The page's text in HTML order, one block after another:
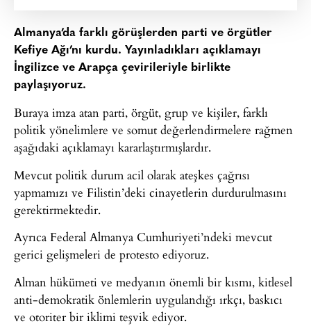
Almanya’da farklı görüşlerden parti ve örgütler
Kefiye Ağı’nı kurdu. Yayınladıkları açıklamayı
İngilizce ve Arapça çevirileriyle birlikte
paylaşıyoruz.
Buraya imza atan parti, örgüt, grup ve kişiler, farklı
politik yönelimlere ve somut değerlendirmelere rağmen
aşağıdaki açıklamayı kararlaştırmışlardır.
Mevcut politik durum acil olarak ateşkes çağrısı
yapmamızı ve Filistin’deki cinayetlerin durdurulmasını
gerektirmektedir.
Ayrıca Federal Almanya Cumhuriyeti’ndeki mevcut
gerici gelişmeleri de protesto ediyoruz.
Alman hükümeti ve medyanın önemli bir kısmı, kitlesel
anti-demokratik önlemlerin uygulandığı ırkçı, baskıcı
ve otoriter bir iklimi teşvik ediyor.